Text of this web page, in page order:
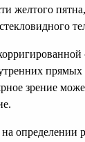
желтого
зрение
на определении